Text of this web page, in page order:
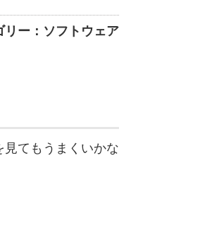
リー：ソフトウェア
てもうまくいかな